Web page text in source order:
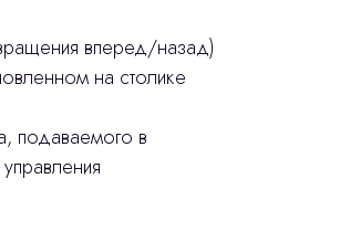
вперед/назад)
на столике
подаваемого в